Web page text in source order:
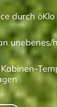
durch
unebenes/